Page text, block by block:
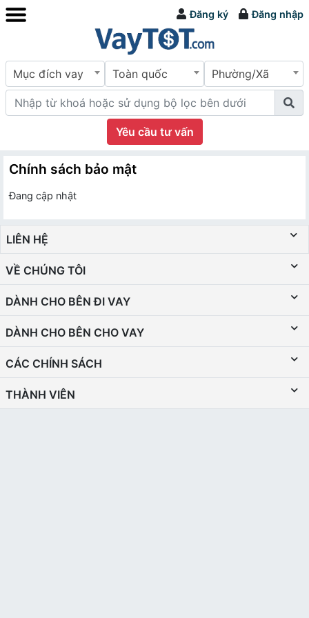
Đăng ký Đăng nhập
Mục đích vay Toàn quốc Phường/Xã
Yêu cầu tư vấn
Chính sách bảo mật
Đang cập nhật
LIÊN HỆ
VỀ CHÚNG TÔI
DÀNH CHO BÊN ĐI VAY
DÀNH CHO BÊN CHO VAY
CÁC CHÍNH SÁCH
THÀNH VIÊN